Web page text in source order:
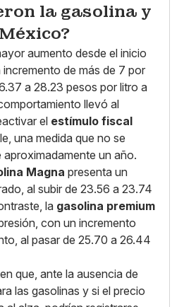
la gasolina y
aumento desde el inicio
de más de 7 por
a 28.23 pesos por litro a
llevó al
el estímulo fiscal
una medida que no se
un año.
Magna presenta un
al subir de 23.56 a 23.74
la gasolina premium
con un incremento
al pasar de 25.70 a 26.44
que, ante la ausencia de
las gasolinas y si el precio